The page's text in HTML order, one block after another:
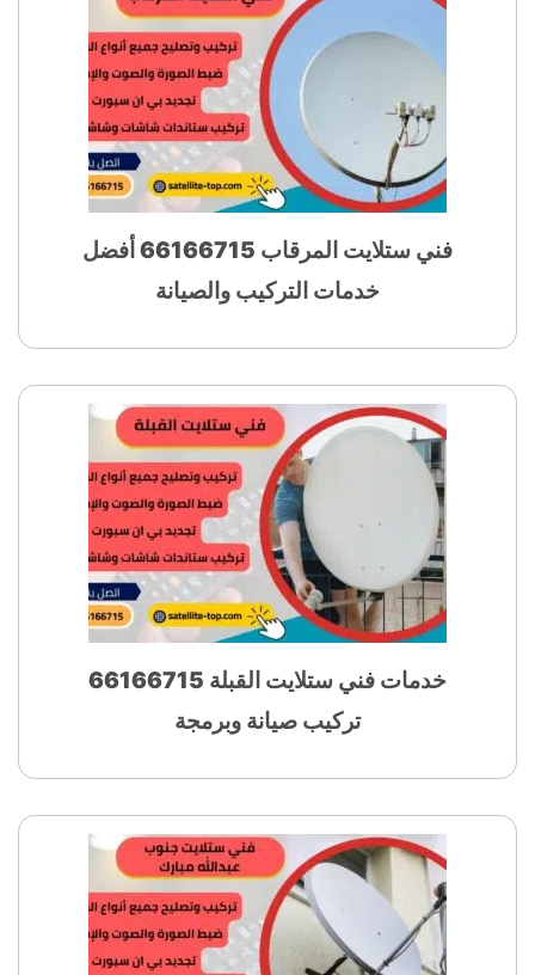
فني ستلايت المرقاب 66166715 أفضل
خدمات التركيب والصيانة
خدمات فني ستلايت القبلة 66166715
تركيب صيانة وبرمجة